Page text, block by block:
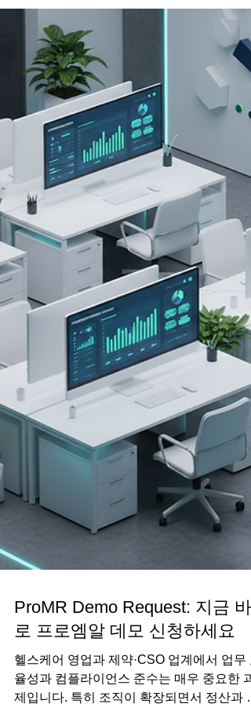
헬스케어 영업과 제약·CSO 업계에서 업무
율성과 투명성을 높이기 위한 디지털 전환이
필수로 자리 잡고 있습니다. 특히, 조직 확장
신제품 출시, 그리고 컴플라이언스 관리에
어 데이터 기반의 협업 시스템은 더 이상 선
이 아닌 필수입니다. 이 글에서는 프로엠알
모 체험 을 통해 어떻게 업무 혁신을 경험할
있는지, 그리고 데모 신청 절차를 단계별로
세히 안내해 드리겠습니다. 프로엠알 데모
험이 필요한 이유 프로엠알은 제약·바이오
조사와 영업 전문가가 데이터 기반으로 협업
하는 지능형 플랫폼입니다. 이 플랫폼은 수
관리의 한계를 극복하고, 투명한 데이터 자
을 구축하여 산업 전체의 성공 가능성을 높
니다. 정산·증빙 업무 자동화 : 조직 확장 시
증하는 업무를 자동화해 업무 부담을 줄입니
다. 법적 리스크 관리 : 컴플라이언스 실무 담
당자가 수기·엑셀 기반 운영에서 벗어나 데
터 표준화 시스템으로 전환할 수 있습니다.
제품 출시 지원